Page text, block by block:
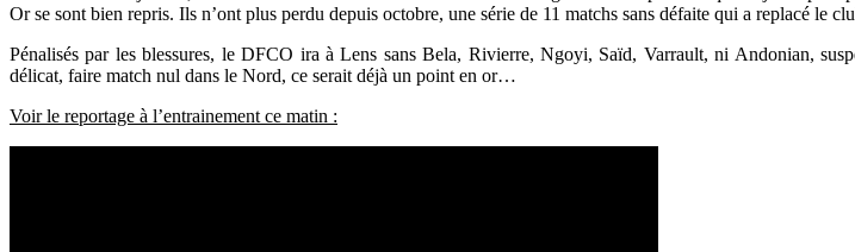
Or se sont bien repris. Ils n’ont plus perdu depuis octobre, une série de 11 matchs sans défaite qui a replacé le
Pénalisés par les blessures, le DFCO ira à Lens sans Bela, Rivierre, Ngoyi, Saïd, Varrault, ni Andonian,
délicat, faire match nul dans le Nord, ce serait déjà un point en or…
Voir le reportage à l’entrainement ce matin :